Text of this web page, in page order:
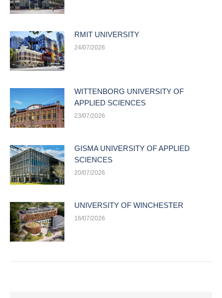
RMIT UNIVERSITY
24/07/2026
WITTENBORG UNIVERSITY OF
APPLIED SCIENCES
23/07/2026
GISMA UNIVERSITY OF APPLIED
SCIENCES
20/07/2026
UNIVERSITY OF WINCHESTER
16/07/2026